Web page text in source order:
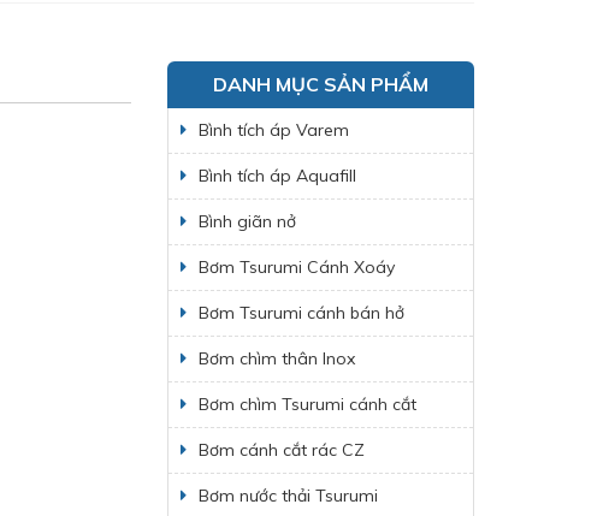
DANH MỤC SẢN PHẨM
Bình tích áp Varem
Bình tích áp Aquafill
Bình giãn nở
Bơm Tsurumi Cánh Xoáy
Bơm Tsurumi cánh bán hở
Bơm chìm thân Inox
Bơm chìm Tsurumi cánh cắt
Bơm cánh cắt rác CZ
Bơm nước thải Tsurumi